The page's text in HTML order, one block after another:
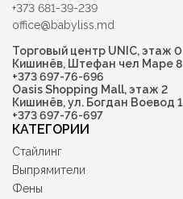
+373 681-39-239
office@babyliss.md
Торговый центр UNIC, этаж 0
Кишинёв, Штефан чел Маре 8
+373 697-76-696
Oasis Shopping Mall, этаж 2
Кишинёв, ул. Богдан Воевод 1
+373 697-76-697
КАТЕГОРИИ
Стайлинг
Выпрямители
Фены